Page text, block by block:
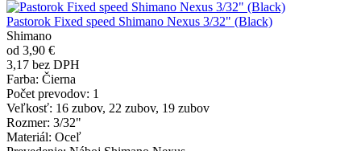
Pastorok Fixed speed Shimano Nexus 3/32" (Black)
Shimano
od 3,90 €
3,17 bez DPH
Farba: Čierna
Počet prevodov: 1
Veľkosť: 16 zubov, 22 zubov, 19 zubov
Rozmer: 3/32"
Materiál: Oceľ